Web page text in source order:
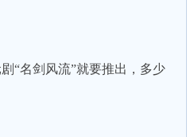
名剑风流”就要推出，多少